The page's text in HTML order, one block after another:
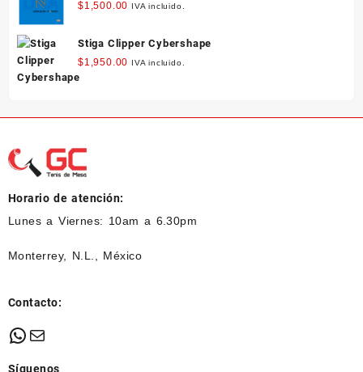
$1,500.00 IVA incluido.
Stiga Clipper Cybershape
$1,950.00 IVA incluido.
Horario de atención:
Lunes a Viernes: 10am a 6.30pm
Monterrey, N.L., México
Contacto:
WhatsApp
Mail
Síguenos